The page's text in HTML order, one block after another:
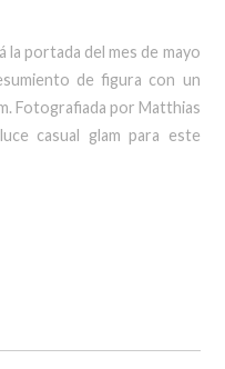
portada del mes de mayo
de figura con un
Fotografiada por Matthias
casual glam para este